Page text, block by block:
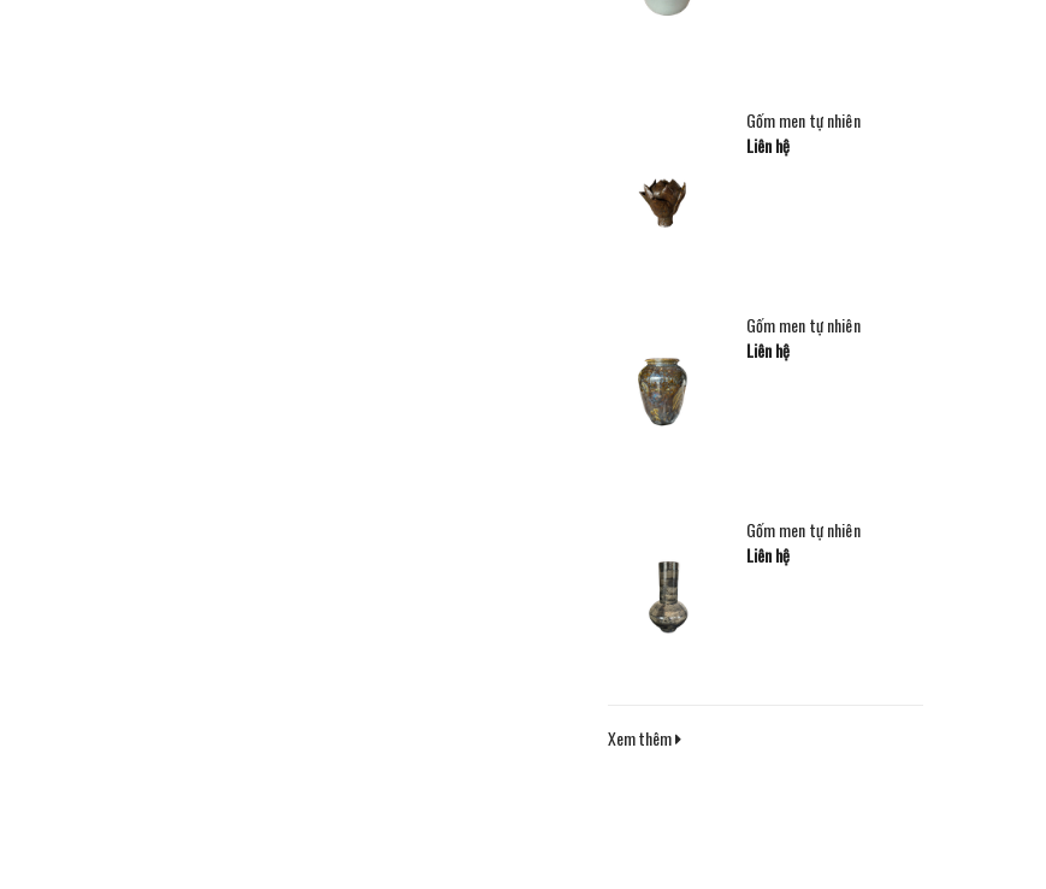
Gốm men tự nhiên
Liên hệ
Gốm men tự nhiên
Liên hệ
Gốm men tự nhiên
Liên hệ
Xem thêm